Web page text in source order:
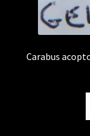
Carabus